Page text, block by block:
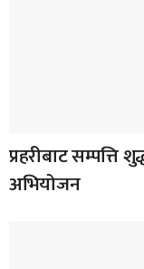
प्रहरीबाट सम्पत्ति
अभियोजन